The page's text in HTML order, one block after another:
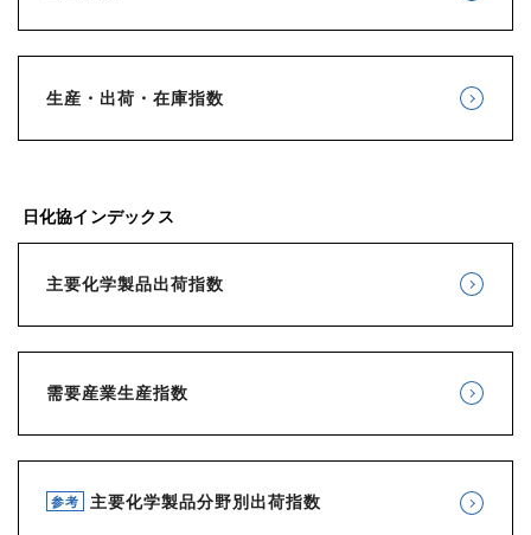
生産・出荷・在庫指数
日化協インデックス
主要化学製品出荷指数
需要産業生産指数
参考 主要化学製品分野別出荷指数